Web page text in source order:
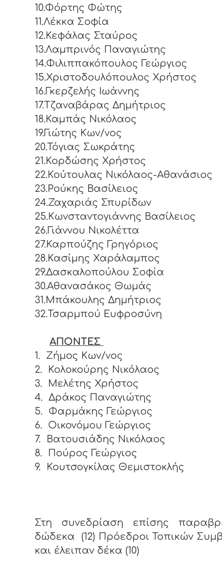
10.Φόρτης Φώτης
11.Λέκκα Σοφία
12.Κεφάλας Σταύρος
13.Λαμπρινός Παναγιώτης
14.Φιλιππακόπουλος Γεώργιος
15.Χριστοδουλόπουλος Χρήστος
16.Γκερζελής Ιωάννης
17.Τζαναβάρας Δημήτριος
18.Καμπάς Νικόλαος
19.Γιώτης Κων/νος
20.Τόγιας Σωκράτης
21.Κορδώσης Χρήστος
22.Κούτουλας Νικόλαος-Αθανάσιος
23.Ρούκης Βασίλειος
24.Ζαχαριάς Σπυρίδων
25.Κωνσταντογιάννης Βασίλειος
26.Γιάννου Νικολέττα
27.Καρπούζης Γρηγόριος
28.Κασίμης Χαράλαμπος
29.Δασκαλοπούλου Σοφία
30.Αθανασάκος Θωμάς
31.Μπάκουλης Δημήτριος
32.Τσαρμπού Ευφροσύνη
ΑΠΟΝΤΕΣ
1.
Ζήμος Κων/νος
2.
Κολοκούρης Νικόλαος
3.
Μελέτης Χρήστος
4.
Δράκος Παναγιώτης
5.
Φαρμάκης Γεώργιος
6.
Οικονόμου Γεώργιος
7.
Βατουσιάδης Νικόλαος
8.
Πούρος Γεώργιος
9.
Κουτσογκίλας Θεμιστοκλής
Στη συνεδρίαση επίσης
δώδεκα (12) Πρόεδροι Τοπικών
και έλειπαν δέκα (10)